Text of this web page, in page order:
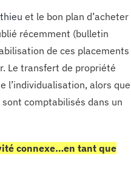
et le bon plan d’acheter
récemment (bulletin
de ces placements
Le transfert de propriété
l’individualisation, alors que
comptabilisés dans un
connexe…en tant que